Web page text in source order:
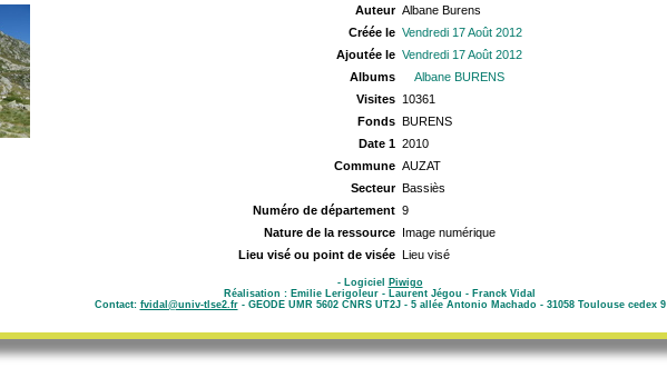
Auteur Albane Burens
Créée le Vendredi 17 Août 2012
Ajoutée le Vendredi 17 Août 2012
Albums
Albane BURENS
Visites 10361
Fonds BURENS
Date 1 2010
Commune AUZAT
Secteur Bassiès
Numéro de département 9
Nature de la ressource Image numérique
Lieu visé ou point de visée Lieu visé
- Logiciel
Piwigo
Réalisation : Emilie Lerigoleur - Laurent Jégou - Franck Vidal
Contact: fvidal@univ-tlse2.fr- GEODE UMR 5602 CNRS UT2J - 5 allée Antonio Machado - 31058 Toulouse cedex 9